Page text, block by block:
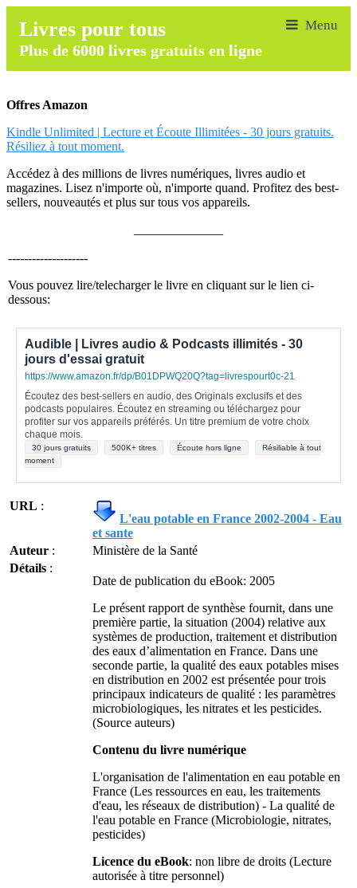
Livres pour tous
Plus de 6000 livres gratuits en ligne
Offres Amazon
Kindle Unlimited | Lecture et Écoute Illimitées - 30 jours gratuits.
Résiliez à tout moment.
Accédez à des millions de livres numériques, livres audio et
magazines. Lisez n'importe où, n'importe quand. Profitez des best-
sellers, nouveautés et plus sur tous vos appareils.
--------------------
Vous pouvez lire/telecharger le livre en cliquant sur le lien ci-
dessous:
Audible | Livres audio & Podcasts illimités - 30
jours d'essai gratuit
https://www.amazon.fr/dp/B01DPWQ20Q?tag=livrespourt0c-21
Écoutez des best-sellers en audio, des Originals exclusifs et des
podcasts populaires. Écoutez en streaming ou téléchargez pour
profiter sur vos appareils préférés. Un titre premium de votre choix
chaque mois.
30 jours gratuits 500K+ titres Écoute hors ligne
Résiliable à tout
moment
URL :
L'eau potable en France 2002-2004 - Eau
et sante
Auteur :
Ministère de la Santé
Détails :
Date de publication du eBook: 2005
Le présent rapport de synthèse fournit, dans une
première partie, la situation (2004) relative aux
systèmes de production, traitement et distribution
des eaux d’alimentation en France. Dans une
seconde partie, la qualité des eaux potables mises
en distribution en 2002 est présentée pour trois
principaux indicateurs de qualité : les paramètres
microbiologiques, les nitrates et les pesticides.
(Source auteurs)
Contenu du livre numérique
L'organisation de l'alimentation en eau potable en
France (Les ressources en eau, les traitements
d'eau, les réseaux de distribution) - La qualité de
l'eau potable en France (Microbiologie, nitrates,
pesticides)
Licence du eBook: non libre de droits (Lecture
autorisée à titre personnel)